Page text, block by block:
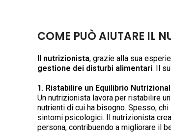
COME PUÒ AIUTARE IL
Il nutrizionista, grazie alla sua
gestione dei disturbi alimentari. Il
1. Ristabilire un Equilibrio
Un nutrizionista lavora per ristabilire
nutrienti di cui ha bisogno. Spesso,
sintomi psicologici. Il nutrizionista
persona, contribuendo a migliorare il